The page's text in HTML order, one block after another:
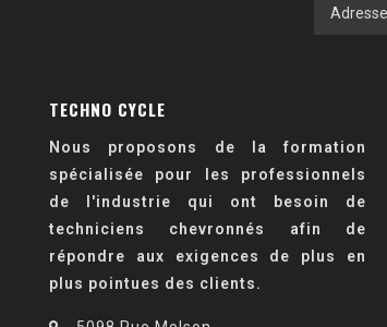
TECHNO CYCLE
Nous proposons de la formation
spécialisée pour les professionnels
de l'industrie qui ont besoin de
techniciens chevronnés afin de
répondre aux exigences de plus en
plus pointues des clients.